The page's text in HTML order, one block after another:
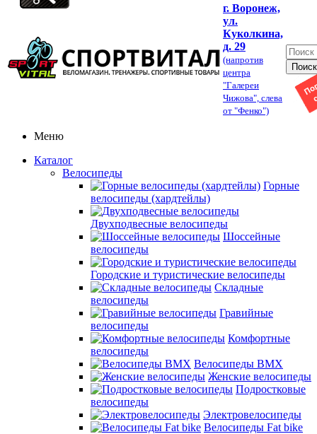
г. Воронеж,
ул.
Куколкина,
д. 29
(напротив
центра
"Галереи
Чижова", слева
от "Фенко")
Меню
Каталог
Велосипеды
Горные
велосипеды (хардтейлы)
Двухподвесные велосипеды
Шоссейные
велосипеды
Городские и туристические велосипеды
Складные
велосипеды
Гравийные
велосипеды
Комфортные
велосипеды
Велосипеды BMX
Женские велосипеды
Подростковые
велосипеды
Электровелосипеды
Велосипеды Fat bike